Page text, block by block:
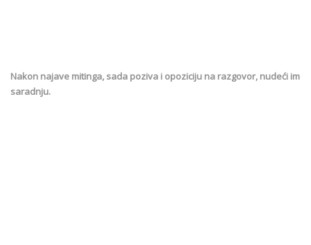
Nakon najave mitinga, sada poziva i opoziciju na razgovor, nudeći im
saradnju.